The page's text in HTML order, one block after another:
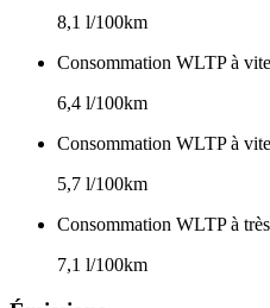
8,1 l/100km
Consommation WLTP à
6,4 l/100km
Consommation WLTP à
5,7 l/100km
Consommation WLTP à
7,1 l/100km